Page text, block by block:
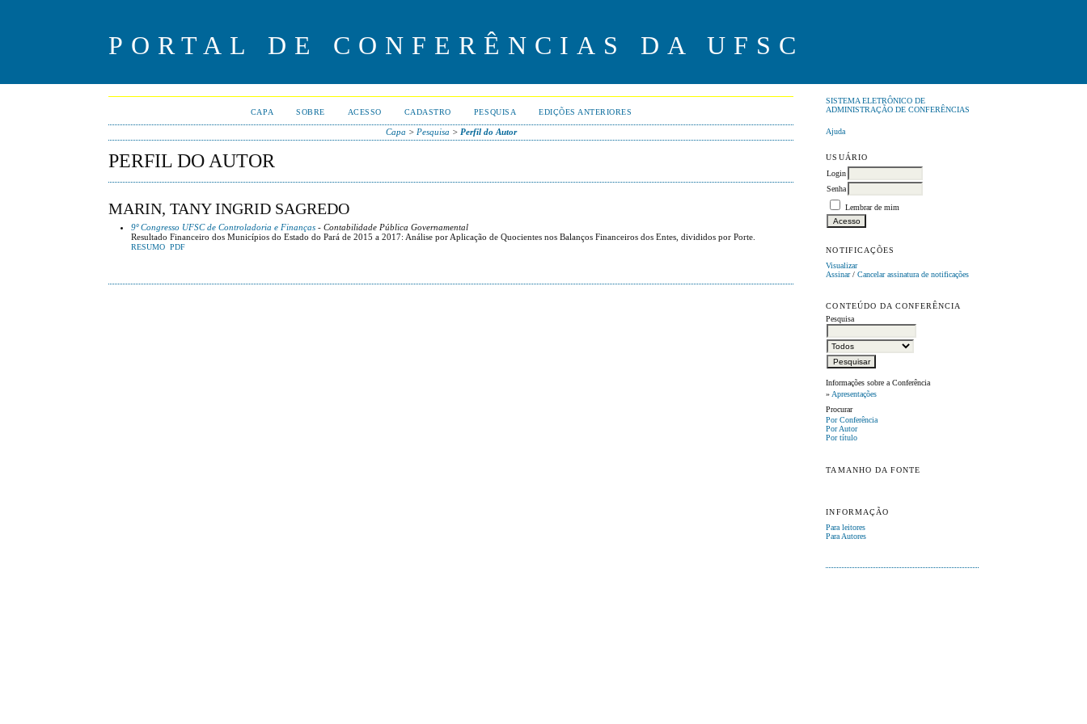
PORTAL DE CONFERÊNCIAS DA UFSC
SISTEMA ELETRÔNICO DE
ADMINISTRAÇÃO DE CONFERÊNCIAS
Ajuda
USUÁRIO
Login
Senha
Lembrar de mim
NOTIFICAÇÕES
Visualizar
Assinar/Cancelar assinatura de notificações
CONTEÚDO DA CONFERÊNCIA
Pesquisa
Informações sobre a Conferência
» Apresentações
Procurar
Por Conferência
Por Autor
Por título
TAMANHO DA FONTE
INFORMAÇÃO
Para leitores
Para Autores
CAPA SOBRE ACESSO CADASTRO PESQUISA EDIÇÕES ANTERIORES
Capa > Pesquisa > Perfil do Autor
PERFIL DO AUTOR
MARIN, TANY INGRID SAGREDO
9º Congresso UFSC de Controladoria e Finanças - Contabilidade Pública Governamental
Resultado Financeiro dos Municípios do Estado do Pará de 2015 a 2017: Análise por Aplicação de Quocientes nos Balanços Financeiros dos Entes, divididos por Porte.
RESUMO PDF